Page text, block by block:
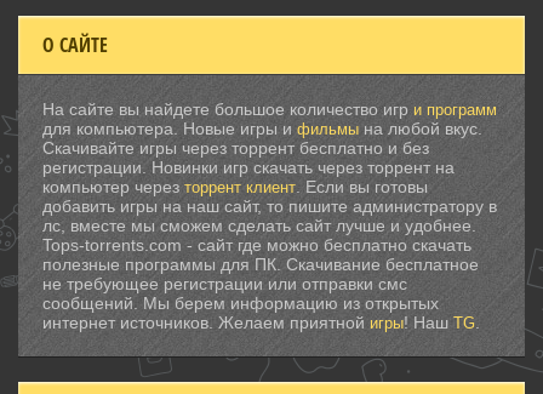
О САЙТЕ
На сайте вы найдете большое количество игр и программ
для компьютера. Новые игры и фильмы на любой вкус.
Скачивайте игры через торрент бесплатно и без
регистрации. Новинки игр скачать через торрент на
компьютер через торрент клиент . Если вы готовы
добавить игры на наш сайт, то пишите администратору в
лс, вместе мы сможем сделать сайт лучше и удобнее.
Tops-torrents.com - сайт где можно бесплатно скачать
полезные программы для ПК. Скачивание бесплатное
не требующее регистрации или отправки смс
сообщений. Мы берем информацию из открытых
интернет источников. Желаем приятной игры! Наш TG